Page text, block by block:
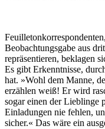
Beobachtungsgabe aus
repräsentieren, beklagen
Es gibt Erkenntnisse,
hat. »Wohl dem Manne,
erzählen weiß! Er wird
sogar einen der Lieblinge
Einladungen nie fehlen,
sicher.« Das wäre ein